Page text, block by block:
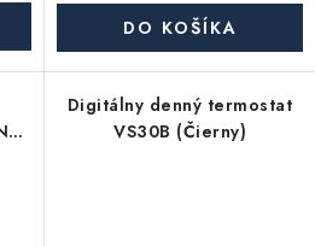
DO KOŠÍKA
Digitálny denný termostat
VS30B (Čierny)